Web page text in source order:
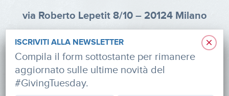
via Roberto Lepetit 8/10 – 20124 Milano
Tel: +39 02 47924880
CF: 91374340379
×
ISCRIVITI ALLA NEWSLETTER
Compila il form sottostante per rimanere
aggiornato sulle ultime novità del
#GivingTuesday.